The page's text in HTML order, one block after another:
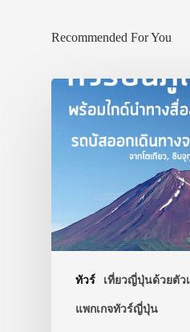
Recommended For You
ทัวร์ เที่ยวญี่ปุ่นด้วยตัว
แพกเกจทัวร์ญี่ปุ่น